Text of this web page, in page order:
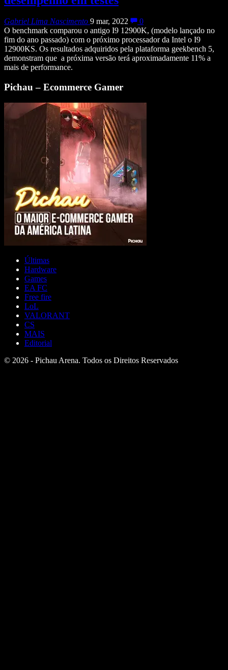
Gabriel Lima Nascimento 9 mar, 2022
0
O benchmark comparou o antigo I9 12900K, (modelo lançado no
fim do ano passado) com o próximo processador da Intel o I9
12900KS. Os resultados adquiridos pela plataforma geekbench 5,
demonstram que a próxima versão terá aproximadamente 11% a
mais de performance.
Pichau – Ecommerce Gamer
Últimas
Hardware
Games
EA FC
Free fire
LoL
VALORANT
CS
MAIS
Editorial
© 2026 - Pichau Arena. Todos os Direitos Reservados